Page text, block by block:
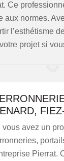
Ce
aux normes.
l’esthétisme
projet si
vous avez un
Pierrat.